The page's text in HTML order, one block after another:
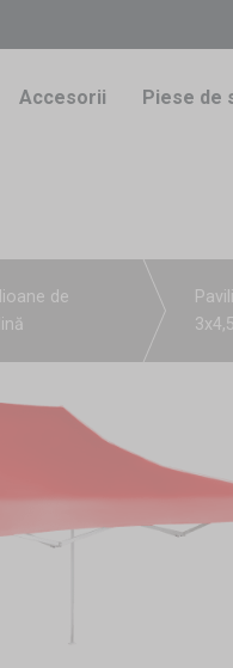
Accesorii Piese de
de
3x4,5